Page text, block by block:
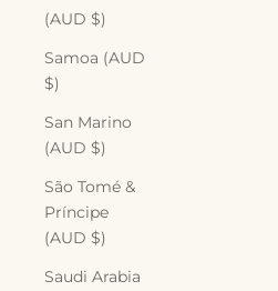
(AUD $)
Samoa (AUD
$)
San Marino
(AUD $)
São Tomé &
Príncipe
(AUD $)
Saudi Arabia